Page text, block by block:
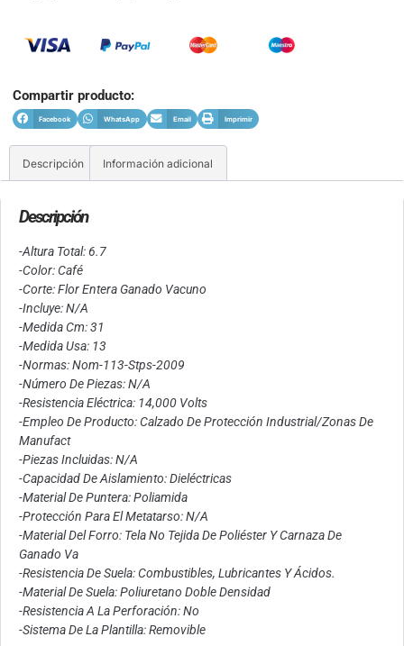
Compartir producto:
Facebook WhatsApp Email Imprimir
Descripción Información adicional
Descripción
-Altura Total: 6.7
-Color: Café
-Corte: Flor Entera Ganado Vacuno
-Incluye: N/A
-Medida Cm: 31
-Medida Usa: 13
-Normas: Nom-113-Stps-2009
-Número De Piezas: N/A
-Resistencia Eléctrica: 14,000 Volts
-Empleo De Producto: Calzado De Protección Industrial/Zonas De
Manufact
-Piezas Incluidas: N/A
-Capacidad De Aislamiento: Dieléctricas
-Material De Puntera: Poliamida
-Protección Para El Metatarso: N/A
-Material Del Forro: Tela No Tejida De Poliéster Y Carnaza De
Ganado Va
-Resistencia De Suela: Combustibles, Lubricantes Y Ácidos.
-Material De Suela: Poliuretano Doble Densidad
-Resistencia A La Perforación: No
-Sistema De La Plantilla: Removible